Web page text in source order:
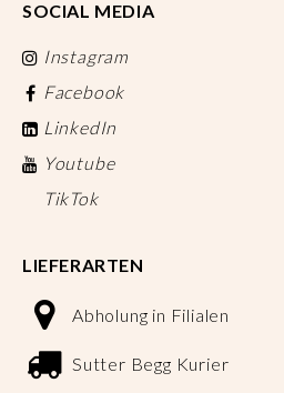
SOCIAL MEDIA
Instagram
Facebook
LinkedIn
Youtube
TikTok
LIEFERARTEN
Abholung in Filialen
Sutter Begg Kurier